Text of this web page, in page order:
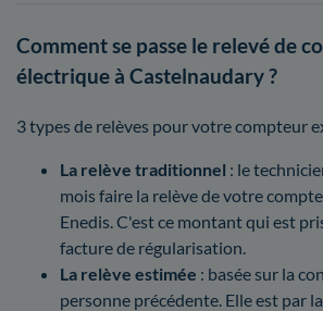
Comment se passe le relevé de
électrique à Castelnaudary ?
3 types de relèves pour votre compteur
La relève traditionnel : le
mois faire la relève de votre
Enedis. C'est ce montant qui est
facture de régularisation.
La relève estimée : basée sur la
personne précédente. Elle est par